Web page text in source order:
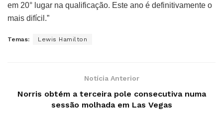
em 20° lugar na qualificação. Este ano é definitivamente o
mais difícil.”
Temas: Lewis Hamilton
Notícia Anterior
Norris obtém a terceira pole consecutiva numa
sessão molhada em Las Vegas